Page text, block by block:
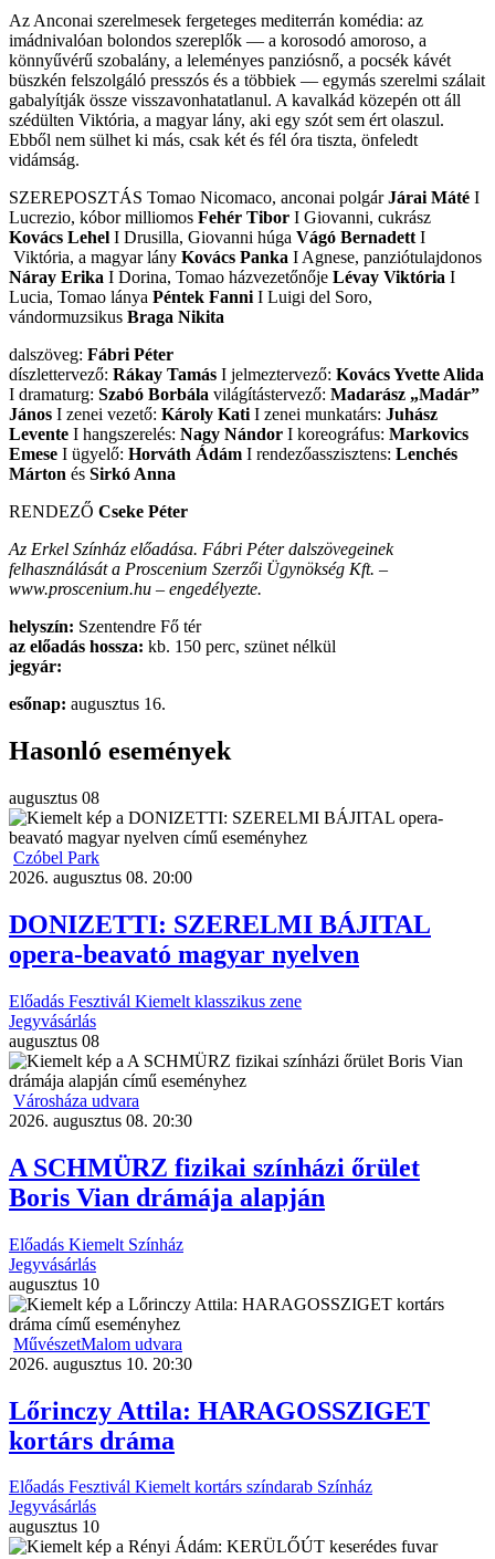
Az Anconai szerelmesek fergeteges mediterrán komédia: az
imádnivalóan bolondos szereplők — a korosodó amoroso, a
könnyűvérű szobalány, a leleményes panziósnő, a pocsék kávét
büszkén felszolgáló presszós és a többiek — egymás szerelmi szálait
gabalyítják össze visszavonhatatlanul. A kavalkád közepén ott áll
szédülten Viktória, a magyar lány, aki egy szót sem ért olaszul.
Ebből nem sülhet ki más, csak két és fél óra tiszta, önfeledt
vidámság.
SZEREPOSZTÁS Tomao Nicomaco, anconai polgárJárai Máté I
Lucrezio, kóbor milliomos Fehér Tibor I Giovanni, cukrász
Kovács Lehel I Drusilla, Giovanni húga Vágó Bernadett I
Viktória, a magyar lány Kovács Panka I Agnese, panziótulajdonos
Náray Erika I Dorina, Tomao házvezetőnője Lévay Viktória I
Lucia, Tomao lánya Péntek Fanni I Luigi del Soro,
vándormuzsikus Braga Nikita
dalszöveg: Fábri Péter
díszlettervező: Rákay Tamás I jelmeztervező: Kovács Yvette Alida
I dramaturg: Szabó Borbála világítástervező: Madarász „Madár”
János I zenei vezető: Károly Kati I zenei munkatárs: Juhász
Levente I hangszerelés: Nagy Nándor I koreográfus: Markovics
Emese I ügyelő: Horváth Ádám I rendezőasszisztens: Lenchés
Márton és Sirkó Anna
RENDEZŐ Cseke Péter
Az Erkel Színház előadása. Fábri Péter dalszövegeinek
felhasználását a Proscenium Szerzői Ügynökség Kft. –
www.proscenium.hu – engedélyezte.
helyszín: Szentendre Fő tér
az előadás hossza: kb. 150 perc, szünet nélkül
jegyár:
esőnap: augusztus 16.
Hasonló események
augusztus 08
Czóbel Park
2026. augusztus 08. 20:00
DONIZETTI: SZERELMI BÁJITAL
opera-beavató magyar nyelven
Előadás Fesztivál Kiemelt klasszikus zene
Jegyvásárlás
augusztus 08
Városháza udvara
2026. augusztus 08. 20:30
A SCHMÜRZ fizikai színházi őrület
Boris Vian drámája alapján
Előadás Kiemelt Színház
Jegyvásárlás
augusztus 10
MűvészetMalom udvara
2026. augusztus 10. 20:30
Lőrinczy Attila: HARAGOSSZIGET
kortárs dráma
Előadás Fesztivál Kiemeltkortárs színdarab Színház
Jegyvásárlás
augusztus 10